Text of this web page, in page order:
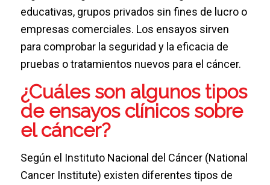
educativas, grupos privados sin fines de lucro o
empresas comerciales. Los ensayos sirven
para comprobar la seguridad y la eficacia de
pruebas o tratamientos nuevos para el cáncer.
¿Cuáles son algunos tipos
de ensayos clínicos sobre
el cáncer?
Según el Instituto Nacional del Cáncer (National
Cancer Institute) existen diferentes tipos de